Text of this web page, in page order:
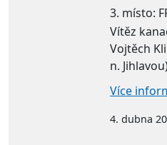
3. místo:
Vítěz
Vojtěch
n.
Více
4. dubna